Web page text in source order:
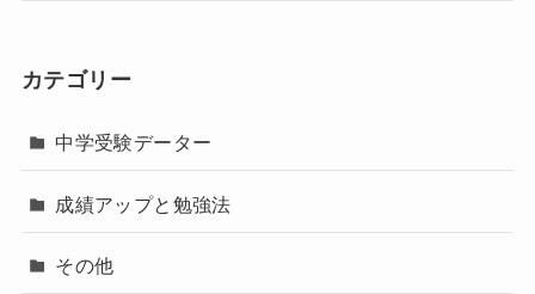
カテゴリー
中学受験データー
成績アップと勉強法
その他